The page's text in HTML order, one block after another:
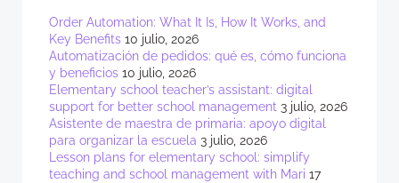
Order Automation: What It Is, How It Works, and
Key Benefits 10 julio, 2026
Automatización de pedidos: qué es, cómo funciona
y beneficios 10 julio, 2026
Elementary school teacher’s assistant: digital
support for better school management 3 julio, 2026
Asistente de maestra de primaria: apoyo digital
para organizar la escuela 3 julio, 2026
Lesson plans for elementary school: simplify
teaching and school management with Mari 17